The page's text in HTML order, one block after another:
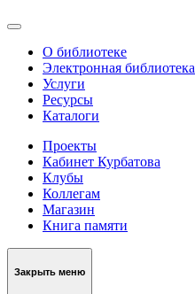
О библиотеке
Электронная библиотека
Услуги
Ресурсы
Каталоги
Проекты
Кабинет Курбатова
Клубы
Коллегам
Магазин
Книга памяти
Закрыть меню